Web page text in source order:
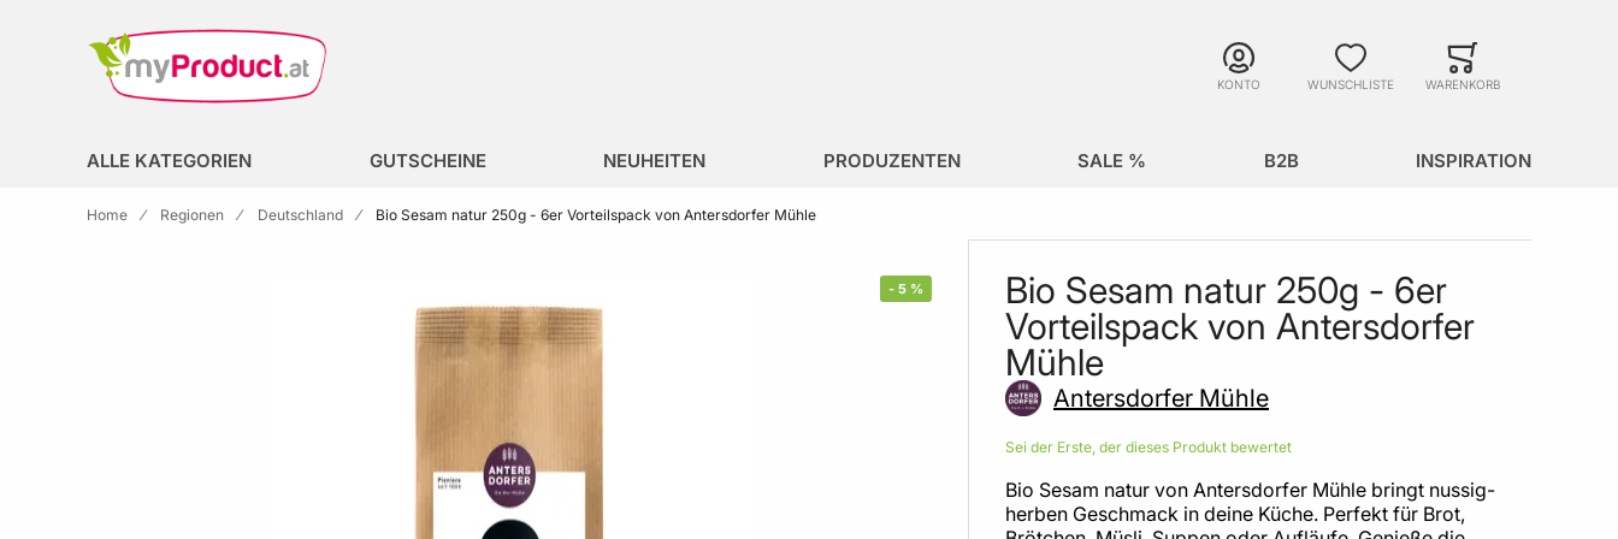
KONTO WUNSCHLISTE WARENKORB
ALLE KATEGORIEN GUTSCHEINE NEUHEITEN PRODUZENTEN SALE % B2B INSPIRATION
Home Regionen Deutschland Bio Sesam natur 250g - 6er Vorteilspack von Antersdorfer Mühle
- 5 %
Bio Sesam natur 250g - 6er
Vorteilspack von Antersdorfer
Mühle
Antersdorfer Mühle
Sei der Erste, der dieses Produkt bewertet
Bio Sesam natur von Antersdorfer Mühle bringt nussig-
herben Geschmack in deine Küche. Perfekt für Brot,